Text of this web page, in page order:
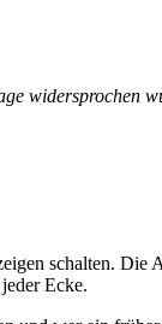
schalten.
Ecke.